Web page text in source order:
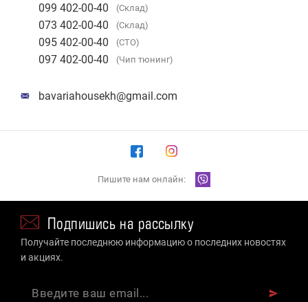
099 402-00-40 (Склад)
073 402-00-40 (Склад)
095 402-00-40 (СТО)
097 402-00-40 (Чип тюнинг)
bavariahousekh@gmail.com
Пишите нам онлайн:
Подпишись на рассылку
Получайте последнюю информацию о последних новостях
и акциях.